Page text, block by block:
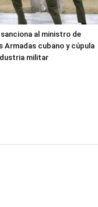
sanciona al ministro de
Armadas cubano y cúpula
militar